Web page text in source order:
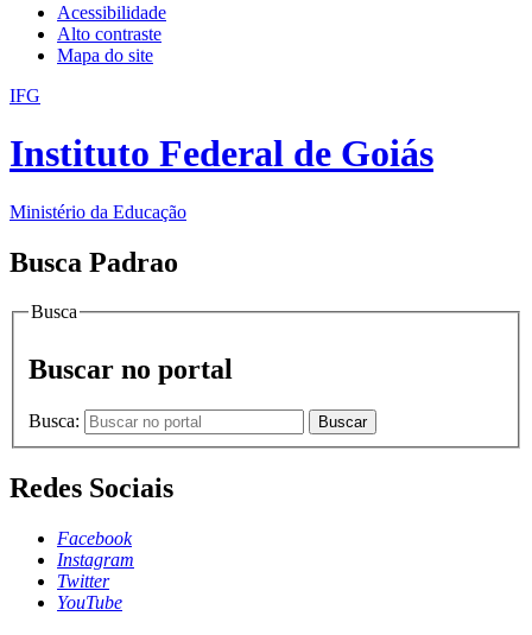
Acessibilidade
Alto contraste
Mapa do site
IFG
Instituto Federal de Goiás
Ministério da Educação
Busca Padrao
Busca
Buscar no portal
Busca: Buscar
Redes Sociais
Facebook
Instagram
Twitter
YouTube